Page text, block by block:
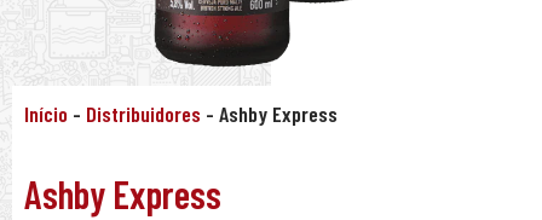
Início - Distribuidores - Ashby Express
Ashby Express